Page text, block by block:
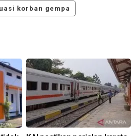
korban gempa